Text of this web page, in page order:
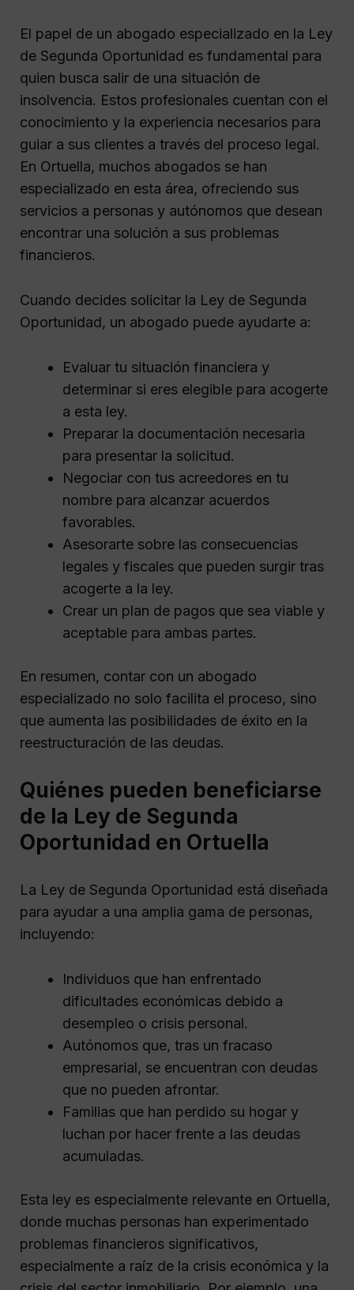
El papel de un abogado especializado en la Ley
de Segunda Oportunidad es fundamental para
quien busca salir de una situación de
insolvencia. Estos profesionales cuentan con el
conocimiento y la experiencia necesarios para
guiar a sus clientes a través del proceso legal.
En Ortuella, muchos abogados se han
especializado en esta área, ofreciendo sus
servicios a personas y autónomos que desean
encontrar una solución a sus problemas
financieros.
Cuando decides solicitar la Ley de Segunda
Oportunidad, un abogado puede ayudarte a:
Evaluar tu situación financiera y
determinar si eres elegible para acogerte
a esta ley.
Preparar la documentación necesaria
para presentar la solicitud.
Negociar con tus acreedores en tu
nombre para alcanzar acuerdos
favorables.
Asesorarte sobre las consecuencias
legales y fiscales que pueden surgir tras
acogerte a la ley.
Crear un plan de pagos que sea viable y
aceptable para ambas partes.
En resumen, contar con un abogado
especializado no solo facilita el proceso, sino
que aumenta las posibilidades de éxito en la
reestructuración de las deudas.
Quiénes pueden beneficiarse
de la Ley de Segunda
Oportunidad en Ortuella
La Ley de Segunda Oportunidad está diseñada
para ayudar a una amplia gama de personas,
incluyendo:
Individuos que han enfrentado
dificultades económicas debido a
desempleo o crisis personal.
Autónomos que, tras un fracaso
empresarial, se encuentran con deudas
que no pueden afrontar.
Familias que han perdido su hogar y
luchan por hacer frente a las deudas
acumuladas.
Esta ley es especialmente relevante en Ortuella,
donde muchas personas han experimentado
problemas financieros significativos,
especialmente a raíz de la crisis económica y la